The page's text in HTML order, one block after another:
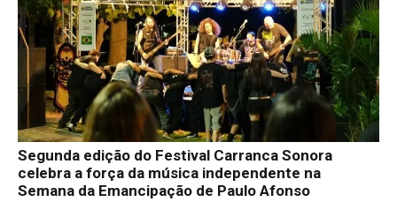
Segunda edição do Festival Carranca Sonora
celebra a força da música independente na
Semana da Emancipação de Paulo Afonso